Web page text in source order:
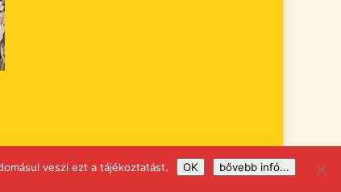
veszi ezt a tájékoztatást. OK bővebb infó...